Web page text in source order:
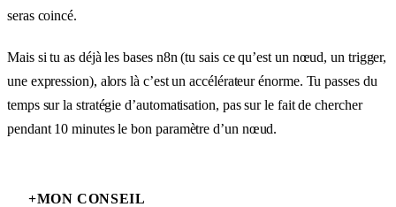
seras coincé.
Mais si tu as déjà les bases n8n (tu sais ce qu’est un nœud, un trigger,
une expression), alors là c’est un accélérateur énorme. Tu passes du
temps sur la stratégie d’automatisation, pas sur le fait de chercher
pendant 10 minutes le bon paramètre d’un nœud.
+MON CONSEIL